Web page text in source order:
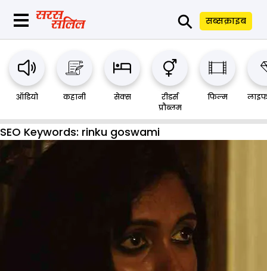
⚲ सब्सक्राइब
ऑडियो कहानी सेक्स
रीडर्स
प्रौब्लम
फिल्म
SEO Keywords: rinku goswami